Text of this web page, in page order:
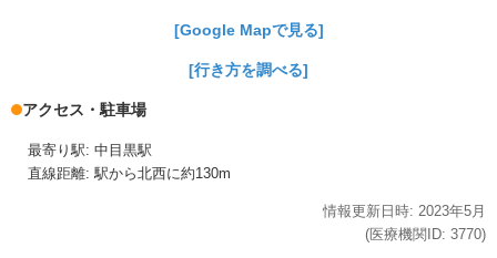
[Google Mapで見る]
[行き方を調べる]
アクセス・駐車場
最寄り駅: 中目黒駅
直線距離: 駅から北西に約130m
情報更新日時: 2023年5月
(医療機関ID: 3770)